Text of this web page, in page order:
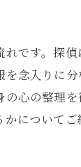
です。探
念入りに
心の整理
についてご